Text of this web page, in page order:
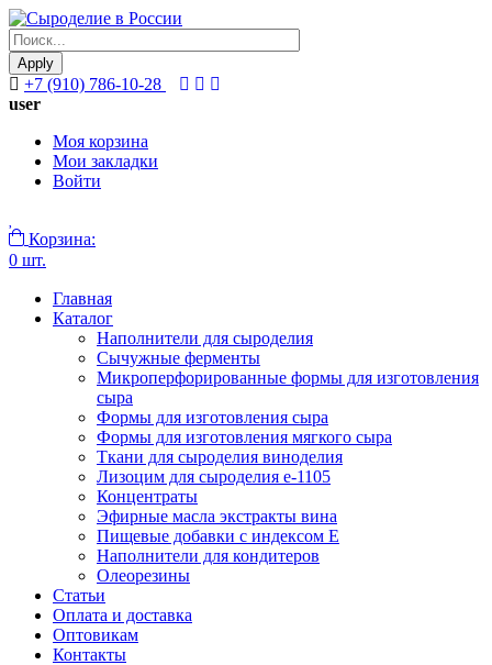
Apply
+7 (910) 786-10-28
user
Моя корзина
Мои закладки
Войти
Корзина:
0 шт.
Главная
Каталог
Наполнители для сыроделия
Сычужные ферменты
Микроперфорированные формы для изготовления
сыра
Формы для изготовления сыра
Формы для изготовления мягкого сыра
Ткани для сыроделия виноделия
Лизоцим для сыроделия e-1105
Концентраты
Эфирные масла экстракты вина
Пищевые добавки с индексом Е
Наполнители для кондитеров
Олеорезины
Статьи
Оплата и доставка
Оптовикам
Контакты